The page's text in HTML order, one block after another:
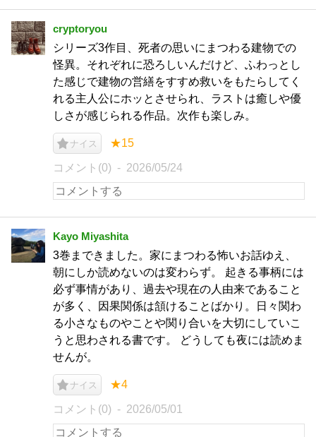
cryptoryou
シリーズ3作目、死者の思いにまつわる建物での
怪異。それぞれに恐ろしいんだけど、ふわっとし
た感じで建物の営繕をすすめ救いをもたらしてく
れる主人公にホッとさせられ、ラストは癒しや優
しさが感じられる作品。次作も楽しみ。
ナイス ★15
コメント(0) 2026/05/24
Kayo Miyashita
3巻まできました。家にまつわる怖いお話ゆえ、
朝にしか読めないのは変わらず。 起きる事柄には
必ず事情があり、過去や現在の人由来であること
が多く、因果関係は頷けることばかり。日々関わ
る小さなものやことや関り合いを大切にしていこ
うと思わされる書です。 どうしても夜には読めま
せんが。
ナイス ★4
コメント(0) 2026/05/01